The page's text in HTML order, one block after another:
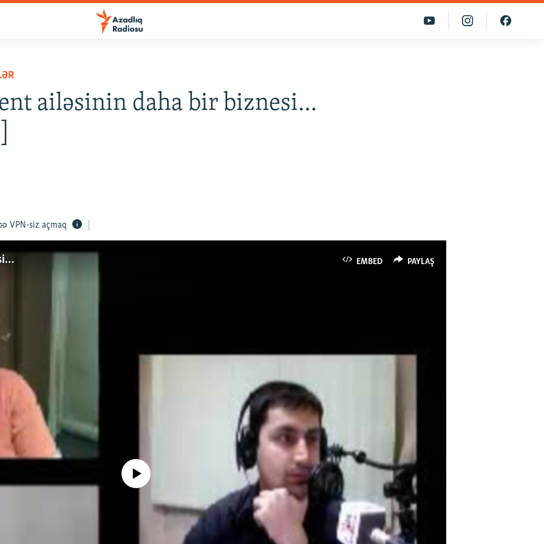
ailəsinin daha bir biznesi…
VPN-siz açmaq
EMBED PAYLAŞ
No media source currently available